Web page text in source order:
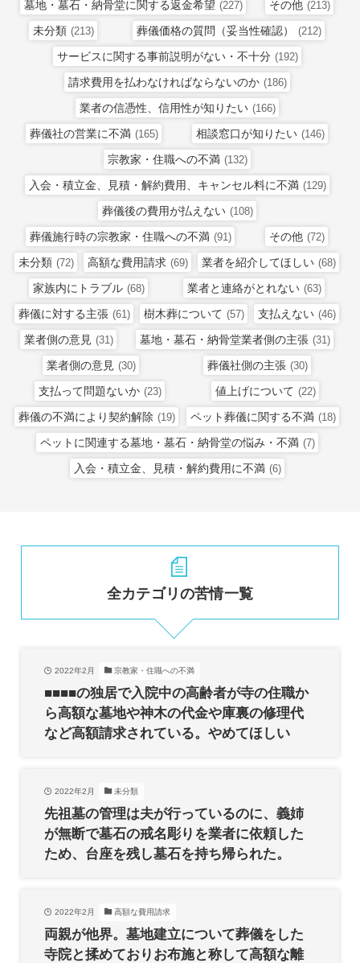
墓地・墓石・納骨堂に関する返金希望 (227) その他 (213)
未分類 (213) 葬儀価格の質問（妥当性確認） (212)
サービスに関する事前説明がない・不十分 (192)
請求費用を払わなければならないのか (186)
業者の信憑性、信用性が知りたい (166)
葬儀社の営業に不満 (165) 相談窓口が知りたい (146)
宗教家・住職への不満 (132)
入会・積立金、見積・解約費用、キャンセル料に不満 (129)
葬儀後の費用が払えない (108)
葬儀施行時の宗教家・住職への不満 (91) その他 (72)
未分類 (72) 高額な費用請求 (69) 業者を紹介してほしい (68)
家族内にトラブル (68) 業者と連絡がとれない (63)
葬儀に対する主張 (61) 樹木葬について (57) 支払えない (46)
業者側の意見 (31) 墓地・墓石・納骨堂業者側の主張 (31)
業者側の意見 (30) 葬儀社側の主張 (30)
支払って問題ないか (23) 値上げについて (22)
葬儀の不満により契約解除 (19) ペット葬儀に関する不満 (18)
ペットに関連する墓地・墓石・納骨堂の悩み・不満 (7)
入会・積立金、見積・解約費用に不満 (6)
全カテゴリの苦情一覧
2022年2月 宗教家・住職への不満
■■■■の独居で入院中の高齢者が寺の住職か
ら高額な墓地や神木の代金や庫裏の修理代
など高額請求されている。やめてほしい
2022年2月 未分類
先祖墓の管理は夫が行っているのに、義姉
が無断で墓石の戒名彫りを業者に依頼した
ため、台座を残し墓石を持ち帰られた。
2022年2月 高額な費用請求
両親が他界。墓地建立について葬儀をした
寺院と揉めておりお布施と称して高額な離